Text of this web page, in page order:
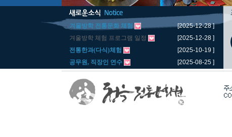
겨울방학 전통문화 체험
[2025-12-28 ]
겨울방학 체험 프로그램 일정
[2025-12-28 ]
전통한과(다식)체험
[2025-10-19 ]
공무원, 직장인 연수
[2025-08-25 ]